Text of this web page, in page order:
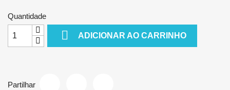
Quantidade
 ADICIONAR AO CARRINHO
Partilhar